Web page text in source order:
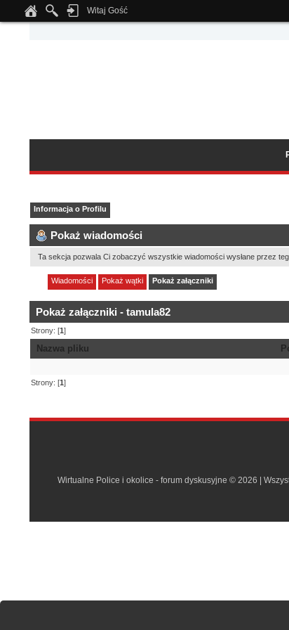
Notice: Undefined index: tapatalk_body_hook in
Witaj Gość
Informacja o Profilu
Pokaż wiadomości
Ta sekcja pozwala Ci zobaczyć wszystkie wiadomości wysłane przez
Wiadomości Pokaż wątki Pokaż załączniki
Pokaż załączniki - tamula82
Strony: [1]
Nazwa pliku
Strony: [1]
Wirtualne Police i okolice - forum dyskusyjne © 2026 |